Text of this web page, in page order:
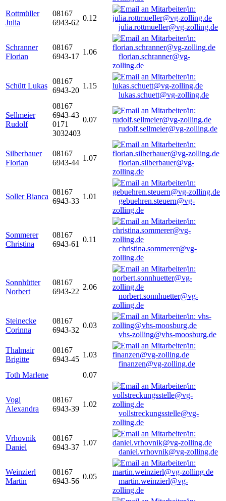
Rottmüller
Julia
08167
6943-62
0.12
julia.rottmueller@vg-zolling.de
Schranner
Florian
08167
6943-17
1.06
florian.schranner@vg-
zolling.de
Schütt Lukas
08167
6943-20
1.15
lukas.schuett@vg-zolling.de
Sellmeier
Rudolf
08167
6943-43
0171
3032403
0.07
rudolf.sellmeier@vg-zolling.de
Silberbauer
Florian
08167
6943-44
1.07
florian.silberbauer@vg-
zolling.de
Soller Bianca
08167
6943-33
1.01
gebuehren.steuern@vg-
zolling.de
Sommerer
Christina
08167
6943-61
0.11
christina.sommerer@vg-
zolling.de
Sonnhütter
Norbert
08167
6943-22
2.06
norbert.sonnhuetter@vg-
zolling.de
Steinecke
Corinna
08167
6943-32
0.03
vhs-zolling@vhs-moosburg.de
Thalmair
Brigitte
08167
6943-45
1.03
finanzen@vg-zolling.de
Toth Marlene
0.07
Vogl
Alexandra
08167
6943-39
1.02
vollstreckungsstelle@vg-
zolling.de
Vrhovnik
Daniel
08167
6943-37
1.07
daniel.vrhovnik@vg-zolling.de
Weinzierl
Martin
08167
6943-56
0.05
martin.weinzierl@vg-
zolling.de